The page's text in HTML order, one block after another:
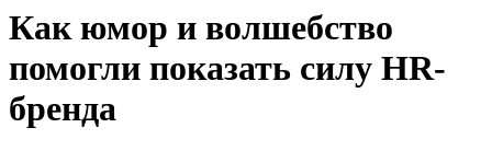
Как юмор и волшебство
помогли показать силу HR-
бренда